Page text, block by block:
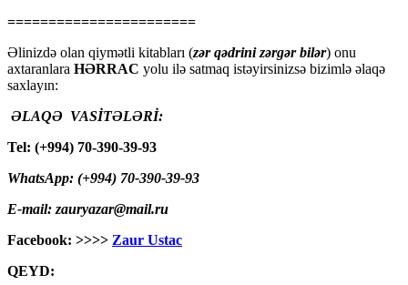
=======================
Əlinizdə olan qiymətli kitabları (zər qədrini zərgər bilər) onu
axtaranlara HƏRRAC yolu ilə satmaq istəyirsinizsə bizimlə əlaqə
saxlayın:
ƏLAQƏ VASİTƏLƏRİ:
Tel: (+994) 70-390-39-93
WhatsApp: (+994) 70-390-39-93
E-mail: zauryazar@mail.ru
Facebook: >>>> Zaur Ustac
QEYD: